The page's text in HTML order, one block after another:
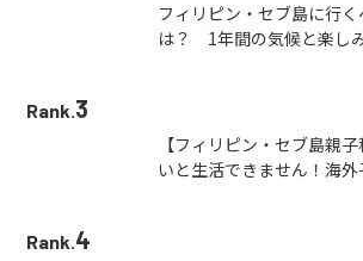
フィリピン・セブ島に行
は？ 1年間の気候と楽し
Rank.3
【フィリピン・セブ島親
いと生活できません！海
Rank.4